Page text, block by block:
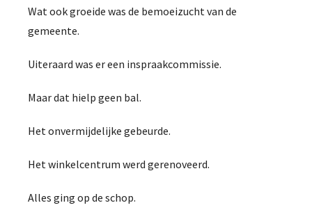
Wat ook groeide was de bemoeizucht van de
gemeente.
Uiteraard was er een inspraakcommissie.
Maar dat hielp geen bal.
Het onvermijdelijke gebeurde.
Het winkelcentrum werd gerenoveerd.
Alles ging op de schop.